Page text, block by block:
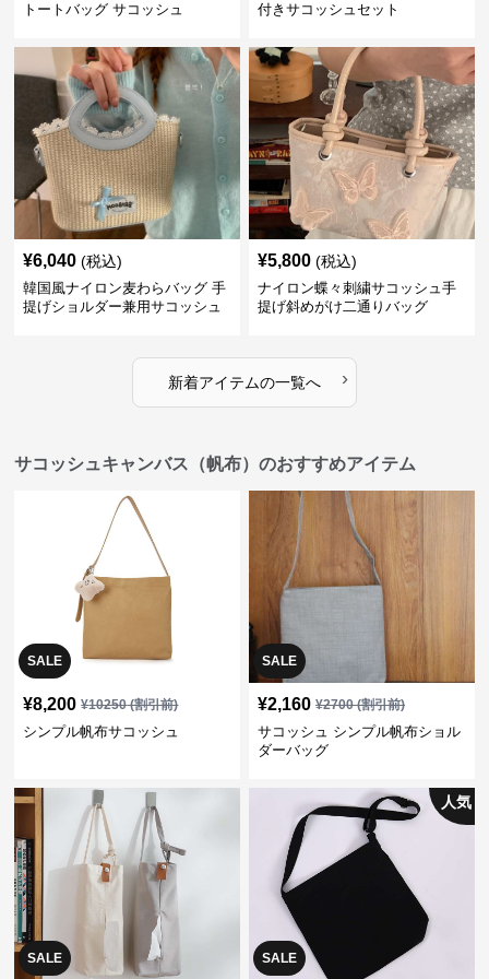
トートバッグ サコッシュ 付きサコッシュセット
¥6,040 (税込)
韓国風ナイロン麦わらバッグ 手
提げショルダー兼用サコッシュ
¥5,800 (税込)
ナイロン蝶々刺繍サコッシュ手
提げ斜めがけ二通りバッグ
新着アイテムの一覧へ ›
サコッシュキャンバス（帆布）のおすすめアイテム
SALE
¥8,200 ¥10250(割引前)
シンプル帆布サコッシュ
SALE
¥2,160 ¥2700(割引前)
サコッシュ シンプル帆布ショル
ダーバッグ
SALE SALE
人気